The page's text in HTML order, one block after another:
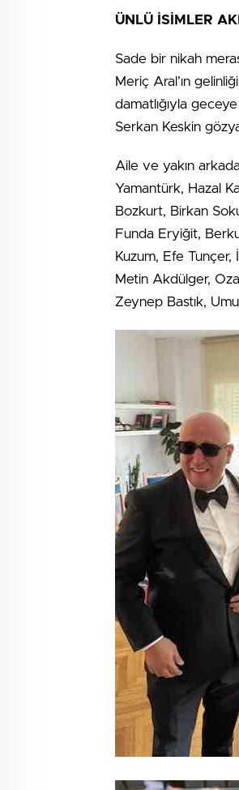
ÜNLÜ İSİMLER
Sade bir nikah
Meriç Aral’ın
damatlığıyla
Serkan Keskin
Aile ve yakın
Yamantürk, Hazal
Bozkurt, Birkan
Funda Eryiğit,
Kuzum, Efe
Metin Akdülger,
Zeynep Bastık,